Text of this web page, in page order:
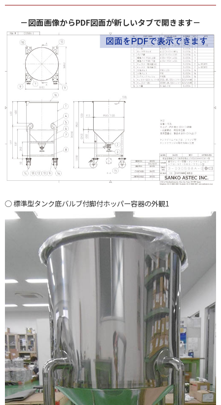
－図面画像からPDF図面が新しいタブで開きます－
標準型タンク底バルブ付脚付ホッパー容器の外観1